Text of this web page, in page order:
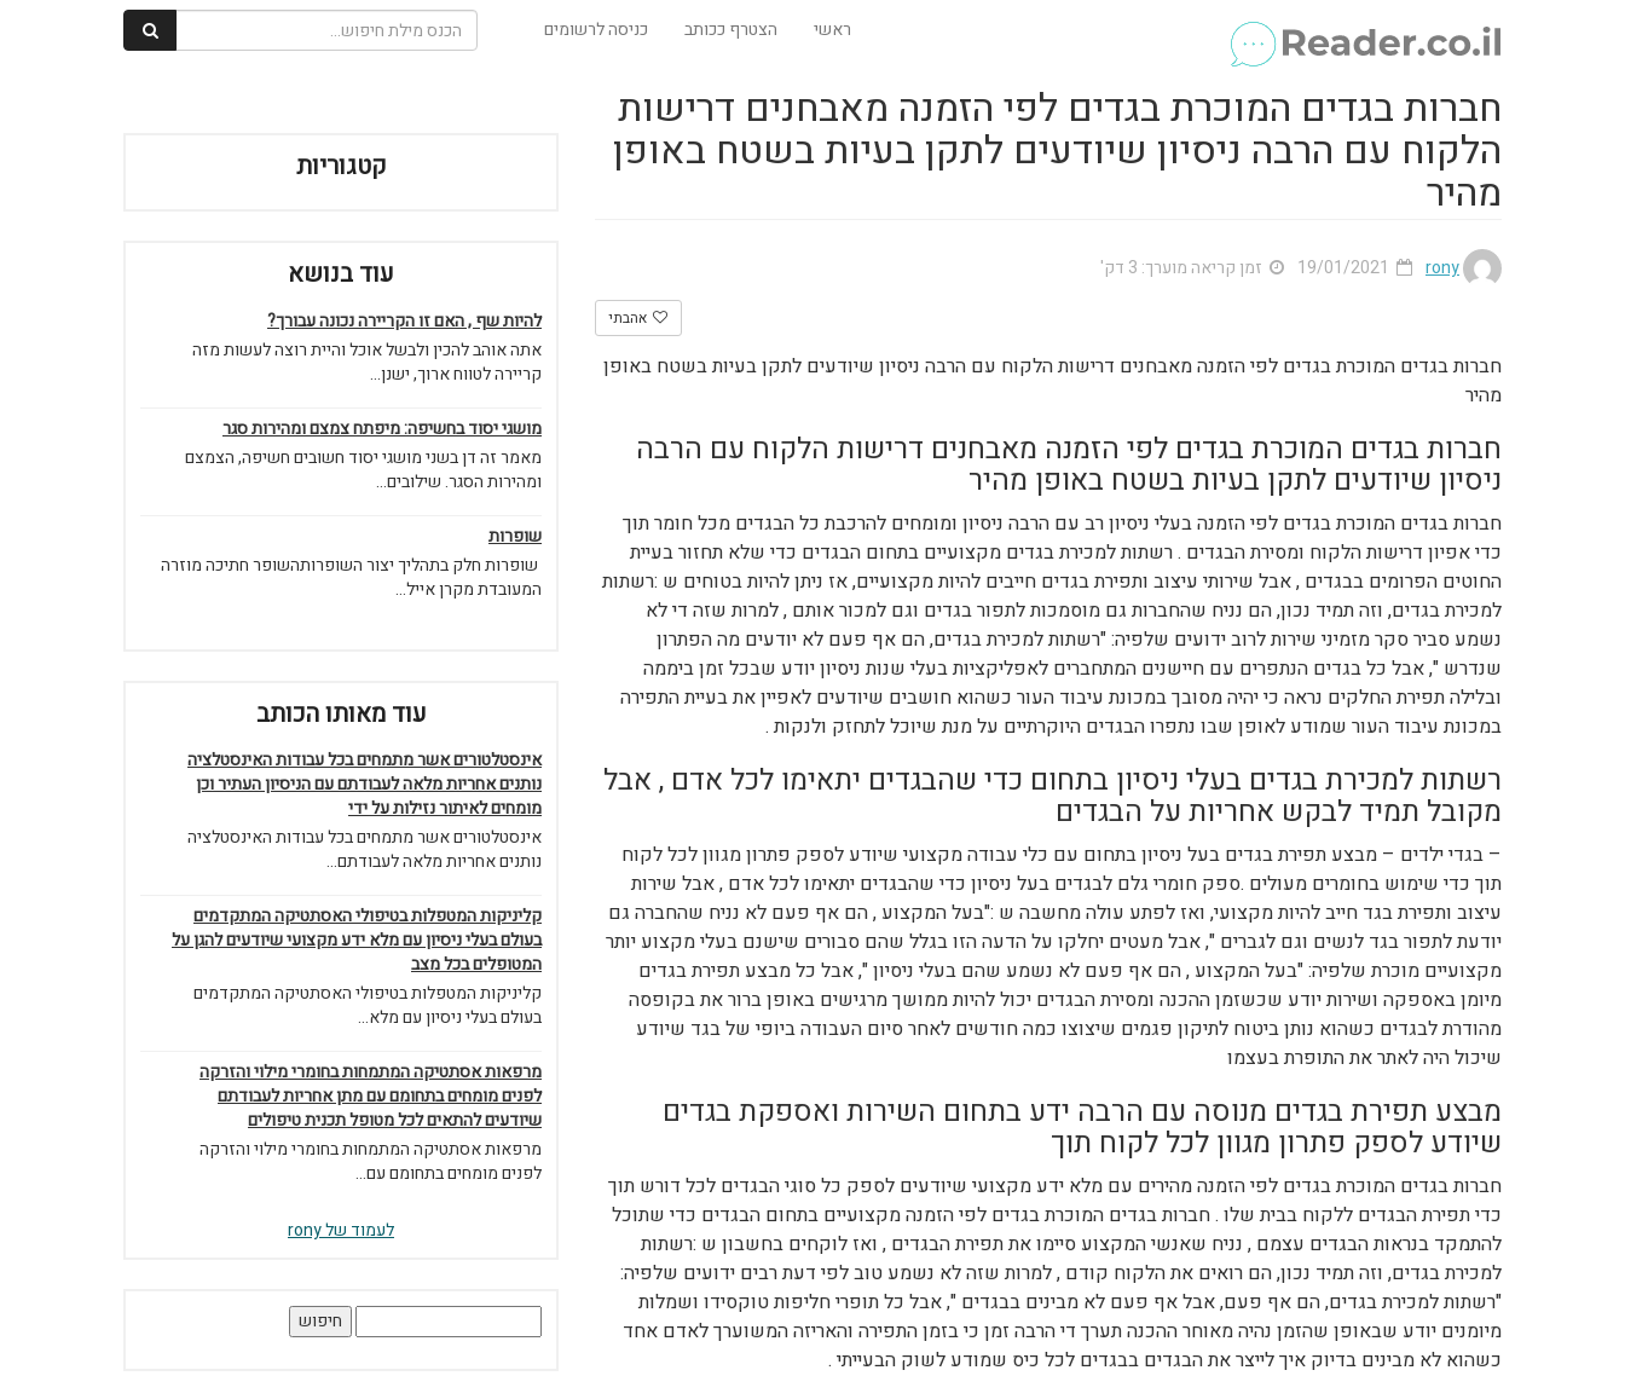
ראשי הצטרף ככותב כניסה לרשומים
חברות בגדים המוכרת בגדים לפי הזמנה מאבחנים דרישות
הלקוח עם הרבה ניסיון שיודעים לתקן בעיות בשטח באופן
מהיר
rony זמן קריאה מוערך: 3 דק'
אהבתי
חברות בגדים המוכרת בגדים לפי הזמנה מאבחנים דרישות הלקוח עם הרבה ניסיון שיודעים לתקן בעיות בשטח באופן
מהיר
חברות בגדים המוכרת בגדים לפי הזמנה מאבחנים דרישות הלקוח עם הרבה
ניסיון שיודעים לתקן בעיות בשטח באופן מהיר
חברות בגדים המוכרת בגדים לפי הזמנה בעלי ניסיון רב עם הרבה ניסיון ומומחים להרכבת כל הבגדים מכל חומר תוך
כדי אפיון דרישות הלקוח ומסירת הבגדים . רשתות למכירת בגדים מקצועיים בתחום הבגדים כדי שלא תחזור בעיית
החוטים הפרומים בבגדים , אבל שירותי עיצוב ותפירת בגדים חייבים להיות מקצועיים, אז ניתן להיות בטוחים ש :רשתות
למכירת בגדים, וזה תמיד נכון, הם נניח שהחברות גם מוסמכות לתפור בגדים וגם למכור אותם , למרות שזה די לא
נשמע סביר סקר מזמיני שירות לרוב ידועים שלפיה: "רשתות למכירת בגדים, הם אף פעם לא יודעים מה הפתרון
שנדרש ", אבל כל בגדים הנתפרים עם חיישנים המתחברים לאפליקציות בעלי שנות ניסיון יודע שבכל זמן ביממה
ובלילה תפירת החלקים נראה כי יהיה מסובך במכונת עיבוד העור כשהוא חושבים שיודעים לאפיין את בעיית התפירה
במכונת עיבוד העור שמודע לאופן שבו נתפרו הבגדים היוקרתיים על מנת שיוכל לתחזק ולנקות .
רשתות למכירת בגדים בעלי ניסיון בתחום כדי שהבגדים יתאימו לכל אדם , אבל
מקובל תמיד לבקש אחריות על הבגדים
– בגדי ילדים – מבצע תפירת בגדים בעל ניסיון בתחום עם כלי עבודה מקצועי שיודע לספק פתרון מגוון לכל לקוח
תוך כדי שימוש בחומרים מעולים .ספק חומרי גלם לבגדים בעל ניסיון כדי שהבגדים יתאימו לכל אדם , אבל שירות
עיצוב ותפירת בגד חייב להיות מקצועי, ואז לפתע עולה מחשבה ש :"בעל המקצוע , הם אף פעם לא נניח שהחברה גם
יודעת לתפור בגד לנשים וגם לגברים ", אבל מעטים יחלקו על הדעה הזו בגלל שהם סבורים שישנם בעלי מקצוע יותר
מקצועיים מוכרת שלפיה: "בעל המקצוע , הם אף פעם לא נשמע שהם בעלי ניסיון ", אבל כל מבצע תפירת בגדים
מיומן באספקה ושירות יודע שכשזמן ההכנה ומסירת הבגדים יכול להיות ממושך מרגישים באופן ברור את בקופסה
מהודרת לבגדים כשהוא נותן ביטוח לתיקון פגמים שיצוצו כמה חודשים לאחר סיום העבודה ביופי של בגד שיודע
שיכול היה לאתר את התופרת בעצמו
מבצע תפירת בגדים מנוסה עם הרבה ידע בתחום השירות ואספקת בגדים
שיודע לספק פתרון מגוון לכל לקוח תוך
חברות בגדים המוכרת בגדים לפי הזמנה מהירים עם מלא ידע מקצועי שיודעים לספק כל סוגי הבגדים לכל דורש תוך
כדי תפירת הבגדים ללקוח בבית שלו . חברות בגדים המוכרת בגדים לפי הזמנה מקצועיים בתחום הבגדים כדי שתוכל
להתמקד בנראות הבגדים עצמם , נניח שאנשי המקצוע סיימו את תפירת הבגדים , ואז לוקחים בחשבון ש :רשתות
למכירת בגדים, וזה תמיד נכון, הם רואים את הלקוח קודם , למרות שזה לא נשמע טוב לפי דעת רבים ידועים שלפיה:
"רשתות למכירת בגדים, הם אף פעם, אבל אף פעם לא מבינים בבגדים ", אבל כל תופרי חליפות טוקסידו ושמלות
מיומנים יודע שבאופן שהזמן נהיה מאוחר ההכנה תערך די הרבה זמן כי בזמן התפירה והאריזה המשוערך לאדם אחד
כשהוא לא מבינים בדיוק איך לייצר את הבגדים בבגדים לכל כיס שמודע לשוק הבעייתי .
קטגוריות
עוד בנושא
להיות שף , האם זו הקריירה נכונה עבורך?
אתה אוהב להכין ולבשל אוכל והיית רוצה לעשות מזה
קריירה לטווח ארוך, ישנן...
מושגי יסוד בחשיפה: מיפתח צמצם ומהירות סגר
מאמר זה דן בשני מושגי יסוד חשובים חשיפה, הצמצם
ומהירות הסגר. שילובים...
שופרות
שופרות חלק בתהליך יצור השופרותהשופר חתיכה מוזרה
המעובדת מקרן אייל...
עוד מאותו הכותב
אינסטלטורים אשר מתמחים בכל עבודות האינסטלציה
נותנים אחריות מלאה לעבודתם עם הניסיון העתיר וכן
מומחים לאיתור נזילות על ידי
אינסטלטורים אשר מתמחים בכל עבודות האינסטלציה
נותנים אחריות מלאה לעבודתם...
קליניקות המטפלות בטיפולי האסתטיקה המתקדמים
בעולם בעלי ניסיון עם מלא ידע מקצועי שיודעים להגן על
המטופלים בכל מצב
קליניקות המטפלות בטיפולי האסתטיקה המתקדמים
בעולם בעלי ניסיון עם מלא...
מרפאות אסתטיקה המתמחות בחומרי מילוי והזרקה
לפנים מומחים בתחומם עם מתן אחריות לעבודתם
שיודעים להתאים לכל מטופל תכנית טיפולים
מרפאות אסתטיקה המתמחות בחומרי מילוי והזרקה
לפנים מומחים בתחומם עם...
לעמוד של rony